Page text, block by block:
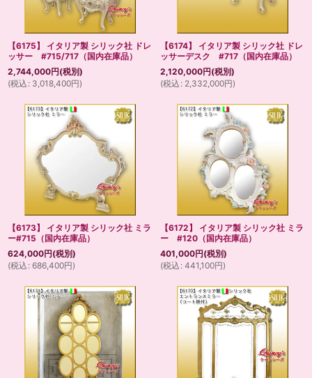
【6175】 イタリア製 シリック社 ドレ
ッサー #715/717（国内在庫品）
2,744,000円(税別)
(税込 : 3,018,400円)
【6174】 イタリア製 シリック社 ドレ
ッサーデスク #717（国内在庫品）
2,120,000円(税別)
(税込 : 2,332,000円)
【6173】 イタリア製 シリック社 ミラ
ー#715（国内在庫品）
624,000円(税別)
(税込 : 686,400円)
【6172】 イタリア製 シリック社 ミラ
ー #120（国内在庫品）
401,000円(税別)
(税込 : 441,100円)